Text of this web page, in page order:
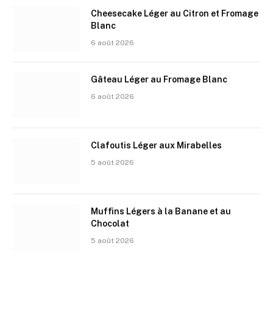
Cheesecake Léger au Citron et Fromage
Blanc
6 août 2026
Gâteau Léger au Fromage Blanc
6 août 2026
Clafoutis Léger aux Mirabelles
5 août 2026
Muffins Légers à la Banane et au
Chocolat
5 août 2026